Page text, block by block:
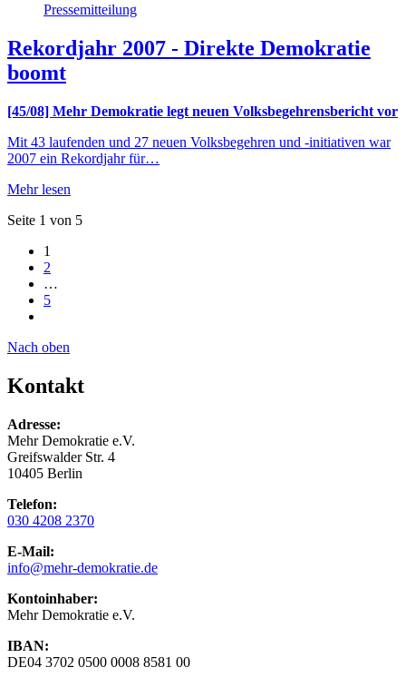
Pressemitteilung
Rekordjahr 2007 - Direkte Demokratie
boomt
[45/08] Mehr Demokratie legt neuen Volksbegehrensbericht vor
Mit 43 laufenden und 27 neuen Volksbegehren und -initiativen war
2007 ein Rekordjahr für…
Mehr lesen
Seite 1 von 5
1
2
…
5
Nach oben
Kontakt
Adresse:
Mehr Demokratie e.V.
Greifswalder Str. 4
10405 Berlin
Telefon:
030 4208 2370
E-Mail:
info@mehr-demokratie.de
Kontoinhaber:
Mehr Demokratie e.V.
IBAN:
DE04 3702 0500 0008 8581 00